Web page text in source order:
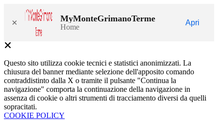
× MyMonteGrimanoTerme
Home
Apri
Questo sito utilizza cookie tecnici e statistici anonimizzati. La
chiusura del banner mediante selezione dell'apposito comando
contraddistinto dalla X o tramite il pulsante "Continua la
navigazione" comporta la continuazione della navigazione in
assenza di cookie o altri strumenti di tracciamento diversi da quelli
sopracitati.
COOKIE POLICY